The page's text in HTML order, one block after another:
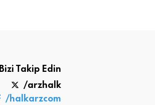
Bizi Takip Edin
/arzhalk
/halkarzcom